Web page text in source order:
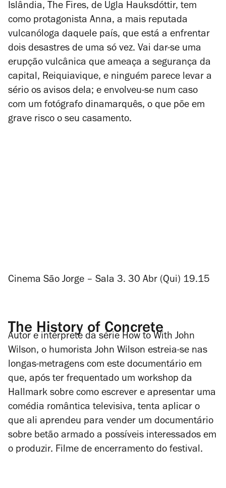
Islândia, The Fires, de Ugla Hauksdóttir, tem
como protagonista Anna, a mais reputada
vulcanóloga daquele país, que está a enfrentar
dois desastres de uma só vez. Vai dar-se uma
erupção vulcânica que ameaça a segurança da
capital, Reiquiavique, e ninguém parece levar a
sério os avisos dela; e envolveu-se num caso
com um fotógrafo dinamarquês, o que põe em
grave risco o seu casamento.
Cinema São Jorge – Sala 3. 30 Abr (Qui) 19.15
The History of Concrete
Autor e intérprete da série How to With John
Wilson, o humorista John Wilson estreia-se nas
longas-metragens com este documentário em
que, após ter frequentado um workshop da
Hallmark sobre como escrever e apresentar uma
comédia romântica televisiva, tenta aplicar o
que ali aprendeu para vender um documentário
sobre betão armado a possíveis interessados em
o produzir. Filme de encerramento do festival.